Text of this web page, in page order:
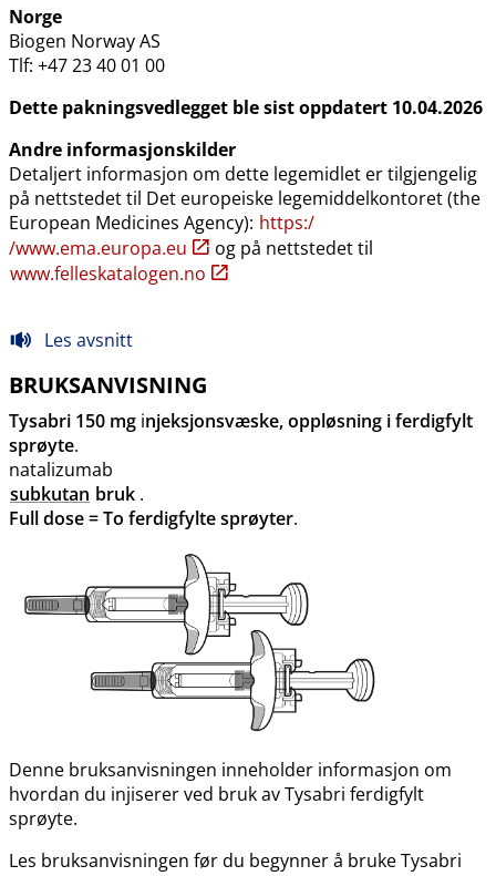
Norge
Biogen Norway AS
Tlf: +47 23 40 01 00
Dette pakningsvedlegget ble sist oppdatert 10.04.2026
Andre informasjonskilder
Detaljert informasjon om dette legemidlet er tilgjengelig
på nettstedet til Det europeiske legemiddelkontoret (the
European Medicines Agency): https:​/​
/www.ema.europa.eu
og på nettstedet til
www.felleskatalogen.no
Les avsnitt
BRUKSANVISNING
Tysabri 150 mg injeksjonsvæske, oppløsning i ferdigfylt
sprøyte.
natalizumab
subkutan bruk .
Full dose = To ferdigfylte sprøyter.
Denne bruksanvisningen inneholder informasjon om
hvordan du injiserer ved bruk av Tysabri ferdigfylt
sprøyte.
Les bruksanvisningen før du begynner å bruke Tysabri